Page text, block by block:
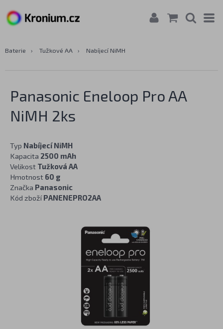
Baterie › Tužkové AA › Nabíjecí NiMH
Panasonic Eneloop Pro AA
NiMH 2ks
Typ Nabíjecí NiMH
Kapacita 2500 mAh
Velikost Tužková AA
Hmotnost 60 g
Značka Panasonic
Kód zbožíPANENEPRO2AA